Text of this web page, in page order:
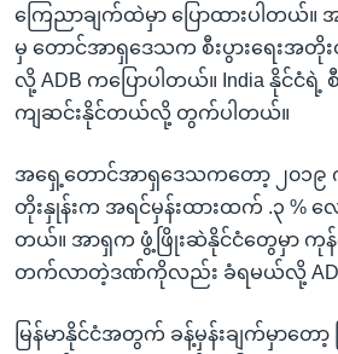
ကြေညာချက်ထဲမှာ ပြောထားပါတယ်။
မှ တောင်အာရှဒေသက စီးပွားရေးအ
လို့ ADB ကပြောပါတယ်။ India နိုင်ငံရဲ့
ကျဆင်းနိုင်တယ်လို့ တွက်ပါတယ်။
အရှေ့တောင်အာရှဒေသကတော့ ၂၀၁၉ ကုန်
တိုးနှုန်းက အရင်မှန်းထားထက် .၃ % လျ
တယ်။ အာရှက ဖွံ့ဖြိုးဆဲနိုင်ငံတွေမှာ ကု
တက်လာတဲ့ဒဏ်ကိုလည်း ခံရမယ်လို့ ADB
မြန်မာနိုင်ငံအတွက် ခန့်မှန်းချက်မှာတော့ မ